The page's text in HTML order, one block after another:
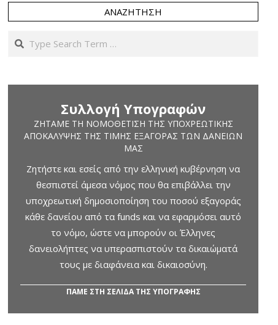
ΑΝΑΖΉΤΗΣΗ
Search
Συλλογή Υπογραφών
ΖΗΤΆΜΕ ΤΗ ΝΟΜΟΘΈΤΙΣΗ ΤΗΣ ΥΠΟΧΡΕΩΤΙΚΉΣ
ΑΠΟΚΆΛΥΨΗΣ ΤΗΣ ΤΙΜΉΣ ΕΞΑΓΟΡΆΣ ΤΩΝ ΔΑΝΕΊΩΝ
ΜΑΣ
Ζητήστε και εσείς από την ελληνική κυβέρνηση να
θεσπιστεί άμεσα νόμος που θα επιβάλλει την
υποχρεωτική δημοσιοποίηση του ποσού εξαγοράς
κάθε δανείου από τα funds και να εφαρμόσει αυτό
το νόμο, ώστε να μπορούν οι Έλληνες
δανειολήπτες να υπερασπιστούν τα δικαιώματά
τους με διαφάνεια και δικαιοσύνη.
ΠΑΜΕ ΣΤΗ ΣΕΛΙΔΑ ΤΗΣ ΥΠΟΓΡΑΦΗΣ